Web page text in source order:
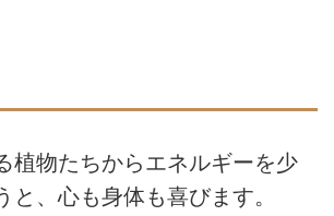
植物たちからエネルギーを少
と、心も身体も喜びます。